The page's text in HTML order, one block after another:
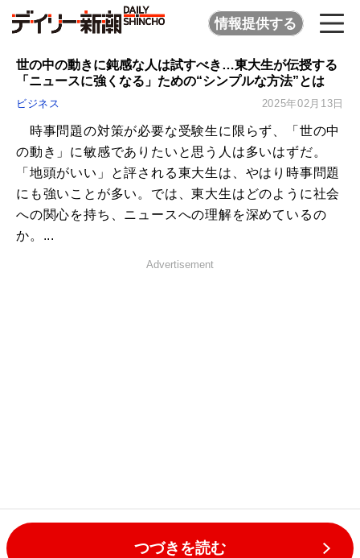
情報提供する
世の中の動きに鈍感な人は試すべき…東大生が伝授する
「ニュースに強くなる」ための“シンプルな方法”とは
ビジネス 2025年02月13日
時事問題の対策が必要な受験生に限らず、「世の中
の動き」に敏感でありたいと思う人は多いはずだ。
「地頭がいい」と評される東大生は、やはり時事問題
にも強いことが多い。では、東大生はどのように社会
への関心を持ち、ニュースへの理解を深めているの
か。...
Advertisement
つづきを読む